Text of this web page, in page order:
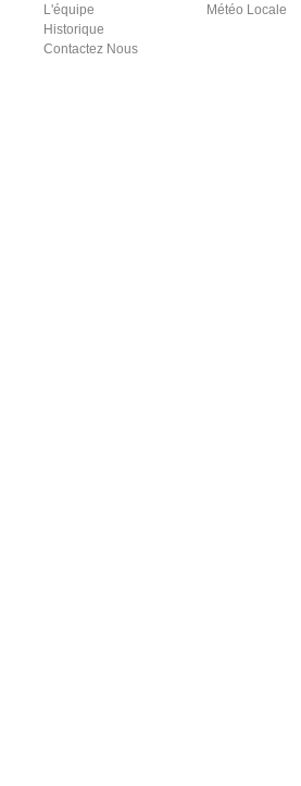
L'équipe
Historique
Contactez Nous
Météo Locale